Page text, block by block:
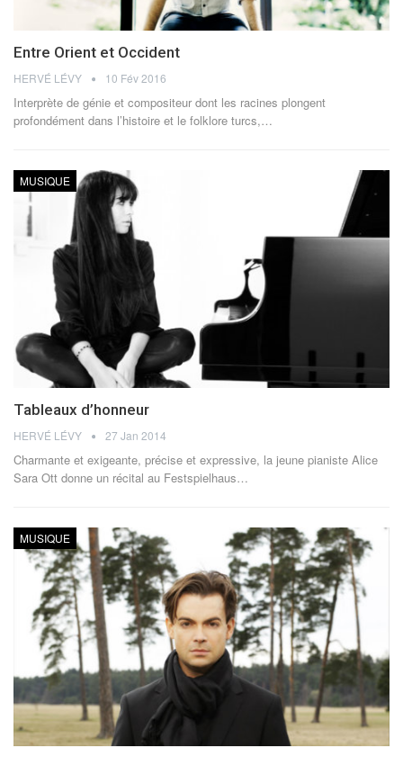
Entre Orient et Occident
HERVÉ LÉVY 10 Fév 2016
Interprète de génie et compositeur dont les racines plongent
profondément dans l’histoire et le folklore turcs,…
MUSIQUE
Tableaux d’honneur
HERVÉ LÉVY 27 Jan 2014
Charmante et exigeante, précise et expressive, la jeune pianiste Alice
Sara Ott donne un récital au Festspielhaus…
MUSIQUE